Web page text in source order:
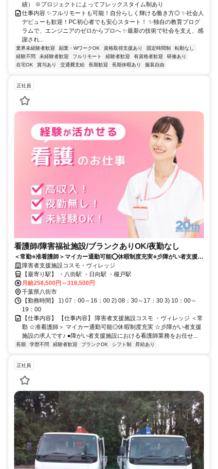
績） ※プロジェクトによってフレックスタイム制あり
仕事内容 ✨フルリモートも可能！自分らしく輝ける働き方◎ ✨社会人
デビューも歓迎！PC初心者でも安心スタート！ ✨独自の教育プログ
ラムで、エンジニアのゼロからプロへ ✨最新の技術で社会を支え、感
謝され...
業界未経験者歓迎 副業・WワークOK 資格取得支援あり 固定時間制
転勤なし
経験不問
未経験者歓迎 フルリモート 経験者歓迎 有資格者歓迎
研修あり
在宅OK
賞与あり 交通費支給 長期歓迎 長期休暇あり 服装自由
正社員
看護師/障害福祉施設/ブランクありOK/夜勤なし
＜常勤⭐准看護師＞マイカー通勤可能⭕休暇制度充実⭐彡障がい者支援施
設の求人です✨
障害者支援施設コスモ・ヴィレッジ
【最寄り駅】 ・八街駅 ・日向駅 ・榎戸駅
月給258,500円～318,500円
千葉県八街市
【勤務時間】 1) 07：00～16：00 2) 08：30～17：30 3) 10：00～
19：00
【仕事内容】 【仕事内容】 障害者支援施設コスモ ・ヴィレッジ ＜常
勤 ☆准看護師＞ マイカー通勤可能◎休暇制度充実 ☆彡障がい者支援
施設の求人です♪ ●障がい者支援施設における看護師業務をお任せ...
長期 学歴不問 経験者歓迎 ブランクOK シフト制 昇給あり
正社員